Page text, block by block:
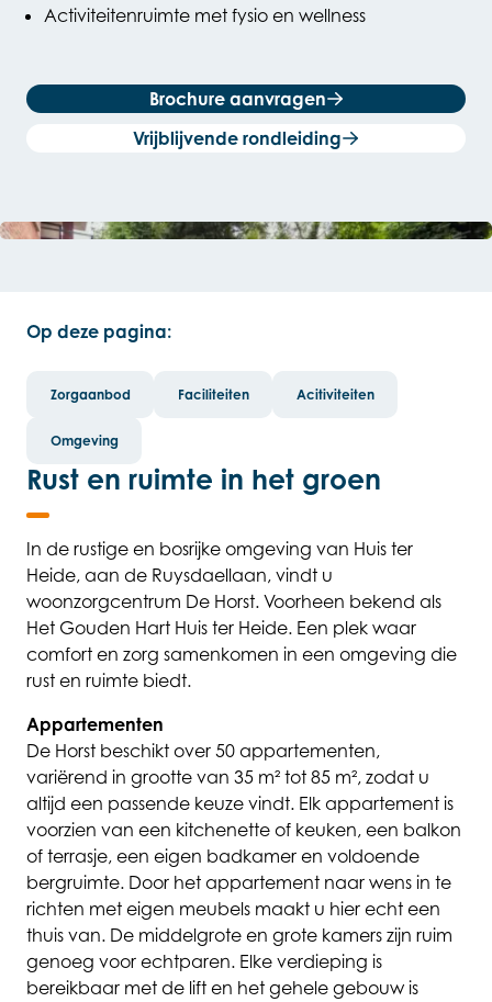
Activiteitenruimte met fysio en wellness
Brochure aanvragen
Vrijblijvende rondleiding
Op deze pagina:
Zorgaanbod Faciliteiten Acitiviteiten
Omgeving
Rust en ruimte in het groen
In de rustige en bosrijke omgeving van Huis ter
Heide, aan de Ruysdaellaan, vindt u
woonzorgcentrum De Horst. Voorheen bekend als
Het Gouden Hart Huis ter Heide. Een plek waar
comfort en zorg samenkomen in een omgeving die
rust en ruimte biedt.
Appartementen
De Horst beschikt over 50 appartementen,
variërend in grootte van 35 m² tot 85 m², zodat u
altijd een passende keuze vindt. Elk appartement is
voorzien van een kitchenette of keuken, een balkon
of terrasje, een eigen badkamer en voldoende
bergruimte. Door het appartement naar wens in te
richten met eigen meubels maakt u hier echt een
thuis van. De middelgrote en grote kamers zijn ruim
genoeg voor echtparen. Elke verdieping is
bereikbaar met de lift en het gehele gebouw is